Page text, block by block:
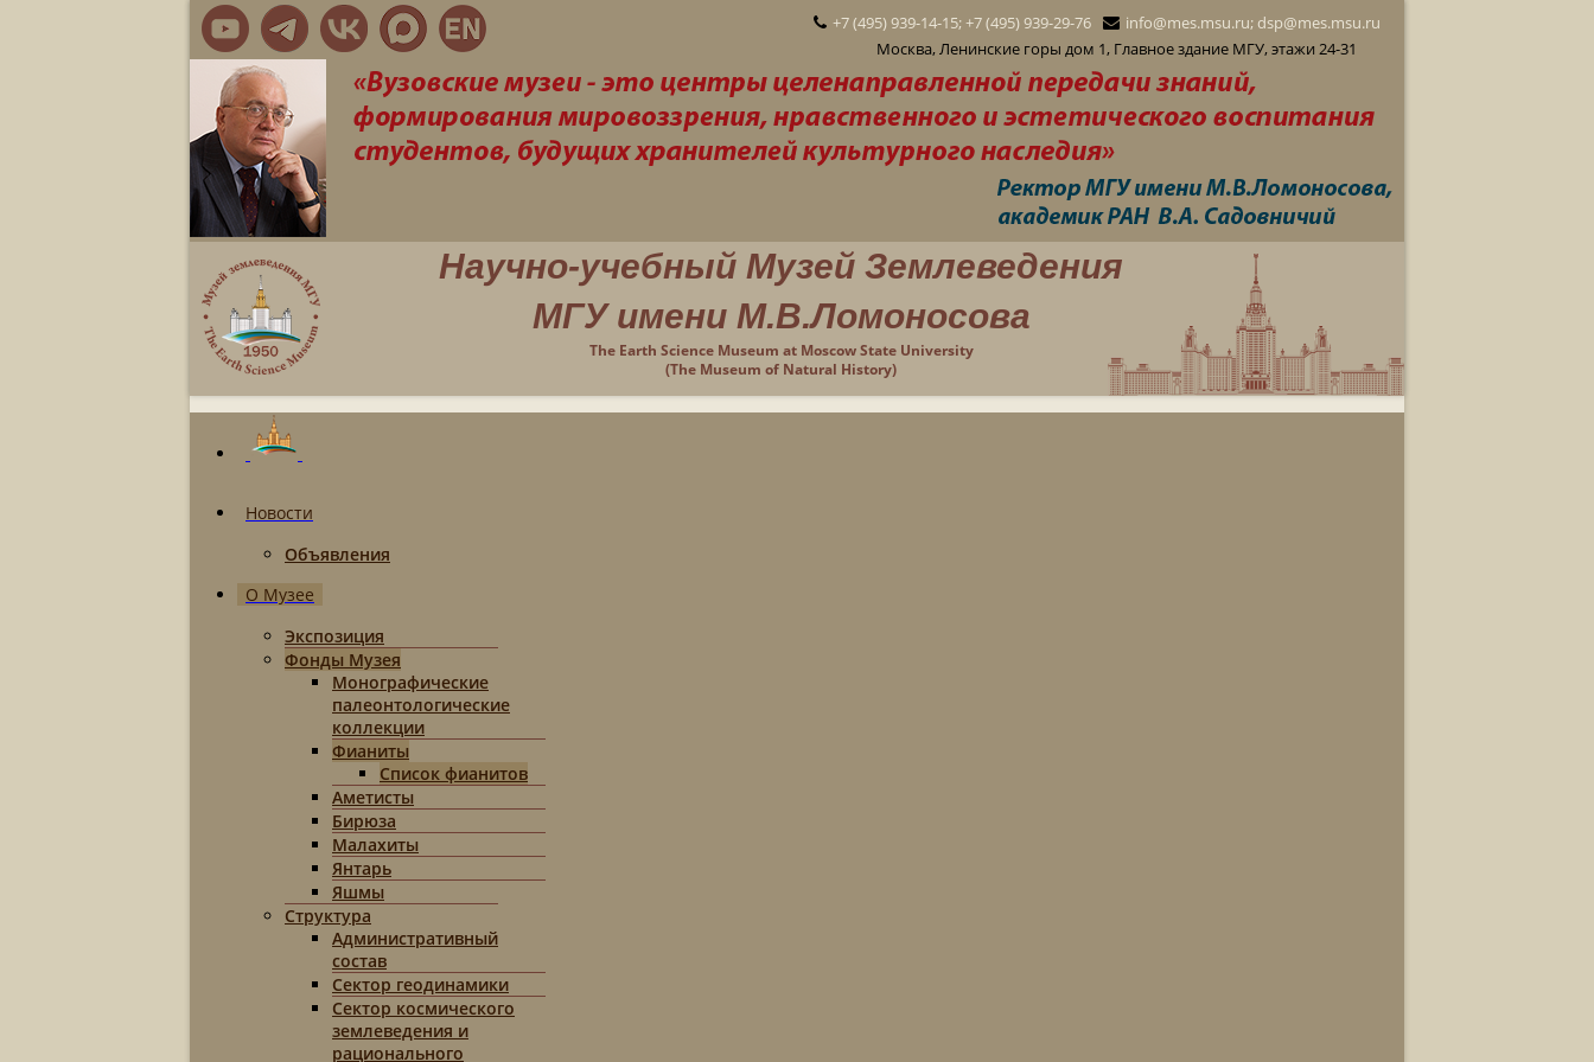
+7 (495) 939-14-15; +7 (495) 939-29-76
info@mes.msu.ru; dsp@mes.msu.ru
Москва, Ленинские горы дом 1, Главное здание МГУ, этажи 24-31
Научно-учебный Музей Землеведения
МГУ имени М.В.Ломоносова
The Earth Science Museum at Moscow State University
(The Museum of Natural History)
Новости
Объявления
О Музее
Экспозиция
Фонды Музея
Монографические
палеонтологические
коллекции
Фианиты
Список фианитов
Аметисты
Бирюза
Малахиты
Янтарь
Яшмы
Структура
Административный
состав
Сектор геодинамики
Сектор космического
землеведения и
рационального